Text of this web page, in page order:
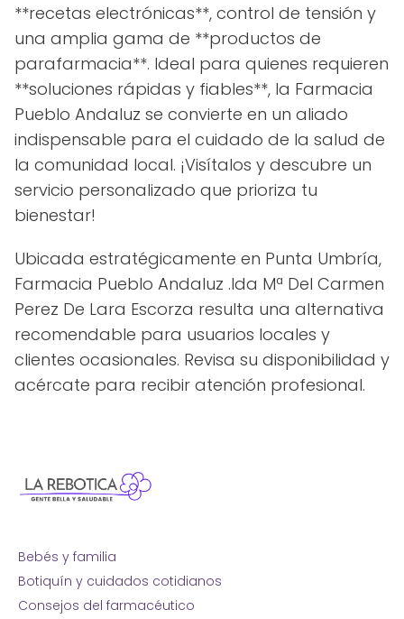
**recetas electrónicas**, control de tensión y
una amplia gama de **productos de
parafarmacia**. Ideal para quienes requieren
**soluciones rápidas y fiables**, la Farmacia
Pueblo Andaluz se convierte en un aliado
indispensable para el cuidado de la salud de
la comunidad local. ¡Visítalos y descubre un
servicio personalizado que prioriza tu
bienestar!
Ubicada estratégicamente en Punta Umbría,
Farmacia Pueblo Andaluz .lda Mª Del Carmen
Perez De Lara Escorza resulta una alternativa
recomendable para usuarios locales y
clientes ocasionales. Revisa su disponibilidad y
acércate para recibir atención profesional.
Bebés y familia
Botiquín y cuidados cotidianos
Consejos del farmacéutico